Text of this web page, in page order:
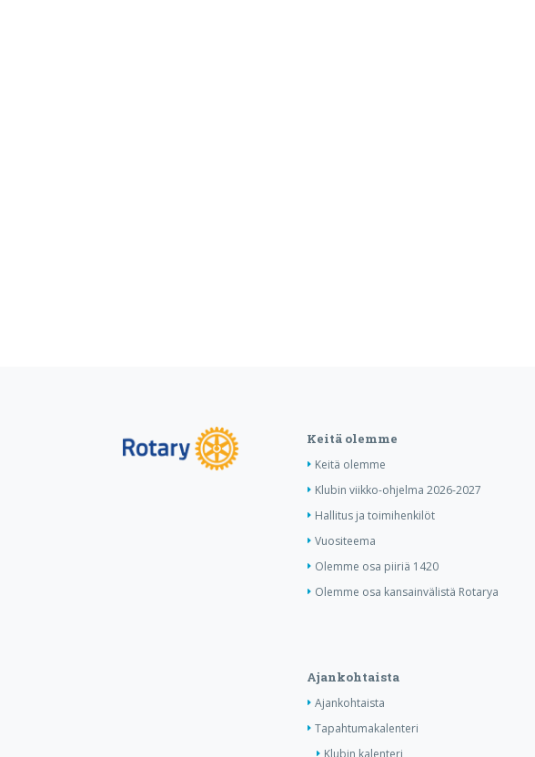
Keitä olemme
Keitä olemme
Klubin viikko-ohjelma 2026-2027
Hallitus ja toimihenkilöt
Vuositeema
Olemme osa piiriä 1420
Olemme osa kansainvälistä Rotarya
Ajankohtaista
Ajankohtaista
Tapahtumakalenteri
Klubin kalenteri